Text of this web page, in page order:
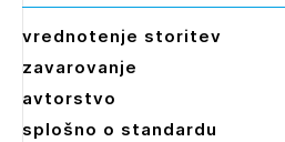
vrednotenje storitev
zavarovanje
avtorstvo
splošno o standardu